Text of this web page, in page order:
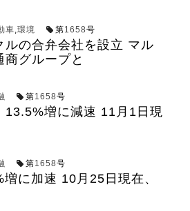
車,環境 第1658号
ルの合弁会社を設立 マル
グループと
第1658号
13.5%増に減速 11月1日現
第1658号
に加速 10月25日現在、